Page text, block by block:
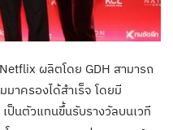
ผลิตโดย GDH สามารถ
มาครองได้สำเร็จ โดยมี
นตัวแทนขึ้นรับรางวัลบนเวที